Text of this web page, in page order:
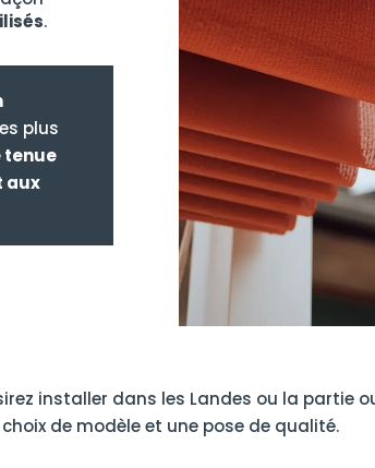
.
plus
tenue
aux
installer dans les Landes ou la partie
de modèle et une pose de qualité.